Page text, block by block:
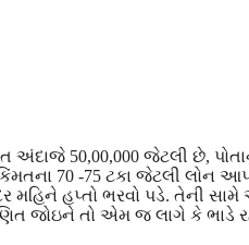
અંદાજે 50,00,000 જેટલી છે,
70 -75 ટકા જેટલી લોન
મહિને હપ્તો ભરવો પડે. તેની
જોઇને તો એમ જ લાગે કે ભાડે